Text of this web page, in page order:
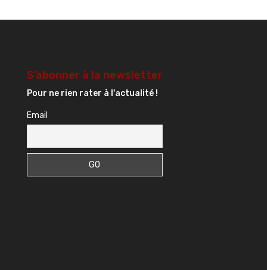
S’abonner à la newsletter
Pour ne rien rater à l'actualité !
Email